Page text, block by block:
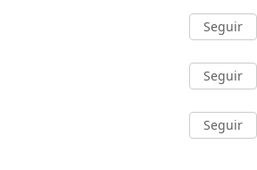
Seguir
Seguir
Seguir